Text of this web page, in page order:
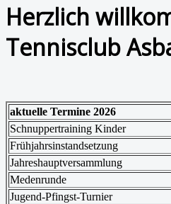
Herzlich
Tennisclub
aktuelle Termine 2026
Schnuppertraining Kinder
Frühjahrsinstandsetzung
Jahreshauptversammlung
Medenrunde
Jugend-Pfingst-Turnier